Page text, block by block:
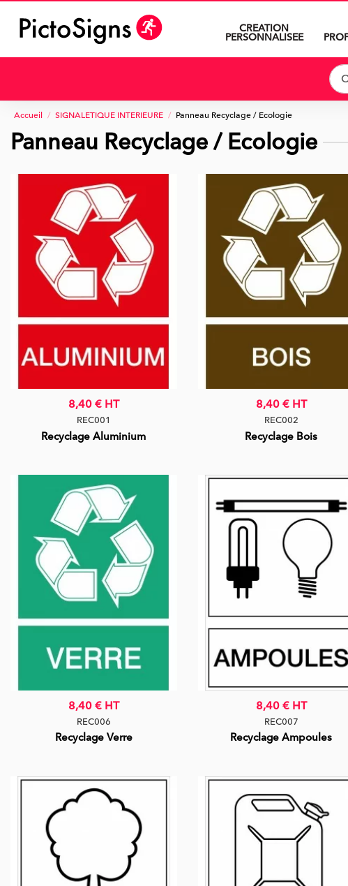
CREATION
PERSONNALISEE
Accueil SIGNALETIQUE INTERIEURE Panneau Recyclage / Ecologie
Panneau Recyclage / Ecologie
Recyclage Aluminium
REC001
8,40 € HT
Recyclage Bois
REC002
8,40 € HT
Recyclage Verre
REC006
8,40 € HT
Recyclage Ampoules
REC007
8,40 € HT